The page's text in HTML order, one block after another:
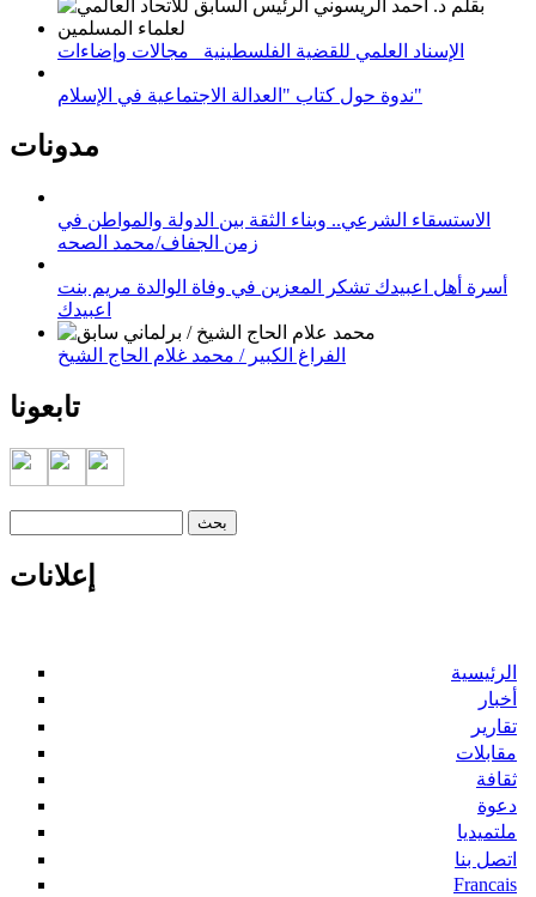
الإسناد العلمي للقضية الفلسطينية_ مجالات وإضاءات
ندوة حول كتاب "العدالة الاجتماعية في الإسلام"
مدونات
الاستسقاء الشرعي.. وبناء الثقة بين الدولة والمواطن في
زمن الجفاف/محمد الصحه
أسرة أهل اعبيدك تشكر المعزين في وفاة الوالدة مريم بنت
اعبيدك
الفراغ الكبير / محمد غلام الحاج الشيخ
تابعونا
إعلانات
الرئيسية
أخبار
تقارير
مقابلات
ثقافة
دعوة
ملتميديا
اتصل بنا
Francais